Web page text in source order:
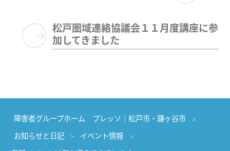
松戸圏域連絡協議会１１月度講座に参
加してきました
障害者グループホーム プレッソ｜松戸市・鎌ヶ谷市
お知らせと日記
イベント情報